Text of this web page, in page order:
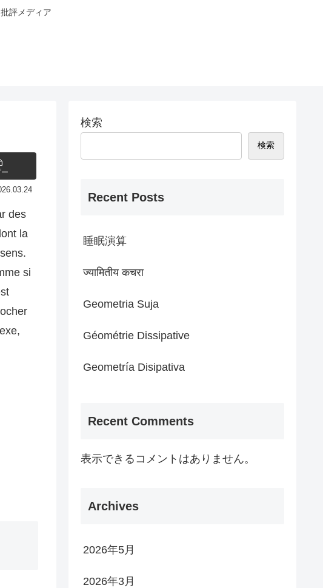
評メディア
des
la
si
検索
検索
Recent Posts
睡眠演算
ज्यामितीय कचरा
Geometria Suja
Géométrie Dissipative
Geometría Disipativa
Recent Comments
表示できるコメントはありません。
Archives
2026年5月
2026年3月